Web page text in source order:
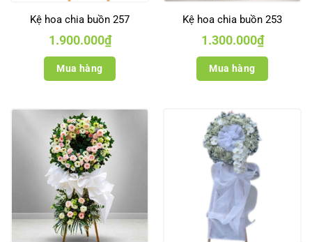
Kệ hoa chia buồn 257
1.900.000₫
Mua hàng
Kệ hoa chia buồn 253
1.300.000₫
Mua hàng